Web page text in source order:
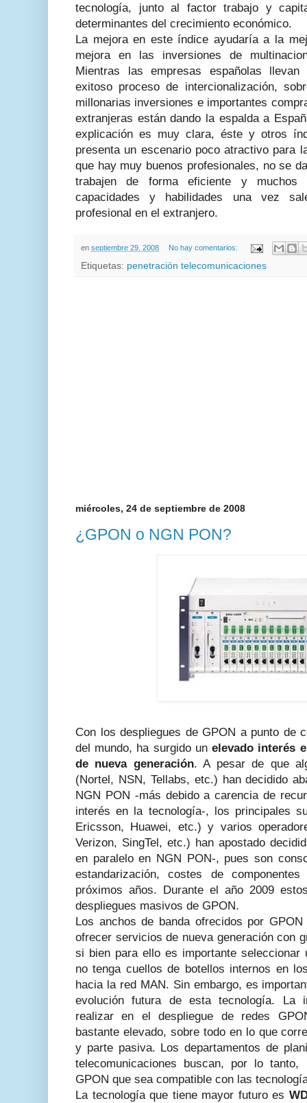
tecnología, junto al factor trabajo y
determinantes del crecimiento económico.
La mejora en este índice ayudaría a la
mejora en las inversiones de
Mientras las empresas españolas
exitoso proceso de intercionalización,
millonarias inversiones e importantes
extranjeras están dando la espalda a
explicación es muy clara, éste y otros
presenta un escenario poco atractivo para
que hay muy buenos profesionales, no se
trabajen de forma eficiente y muchos
capacidades y habilidades una vez
profesional en el extranjero.
en septiembre 29, 2008 No hay comentarios:
Etiquetas: penetración telecomunicaciones
miércoles, 24 de septiembre de 2008
¿GPON o NGN PON?
Con los despliegues de GPON a punto de
del mundo, ha surgido unelevado interés
de nueva generación. A pesar de que
(Nortel, NSN, Tellabs, etc.) han decidido
NGN PON -más debido a carencia de
interés en la tecnología-, los principales
Ericsson, Huawei, etc.) y varios
Verizon, SingTel, etc.) han apostado
en paralelo en NGN PON-, pues son
estandarización, costes de
próximos años. Durante el año 2009
despliegues masivos de GPON.
Los anchos de banda ofrecidos por
ofrecer servicios de nueva generación con
si bien para ello es importante seleccionar
no tenga cuellos de botellos internos en
hacia la red MAN. Sin embargo, es
evolución futura de esta tecnología. La
realizar en el despliegue de redes
bastante elevado, sobre todo en lo que
y parte pasiva. Los departamentos de
telecomunicaciones buscan, por lo
GPON que sea compatible con las
La tecnología que tiene mayor futuro es